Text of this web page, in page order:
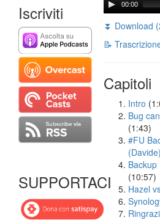
Iscriviti
SUPPORTACI
00:00
⏬ Download
📝
Capitoli
Intro
Bug
(1:43)
#FU
(Davide)
(10:57)
Hazel